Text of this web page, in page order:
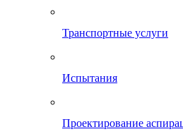
Транспортные услуги
Испытания
Проектирование